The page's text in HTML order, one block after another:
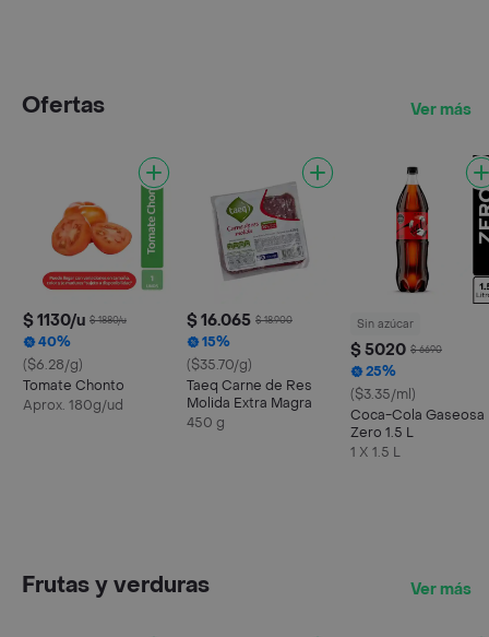
Ofertas Ver más
$ 1130/u $ 1880/u
40%
($6.28/g)
Tomate Chonto
Aprox. 180g/ud
$ 16.065 $ 18.900
15%
($35.70/g)
Taeq Carne de Res
Molida Extra Magra
450 g
Sin azúcar
$ 5020 $ 6690
25%
($3.35/ml)
Coca-Cola Gaseosa
Zero 1.5 L
1 X 1.5 L
Frutas y verduras Ver más